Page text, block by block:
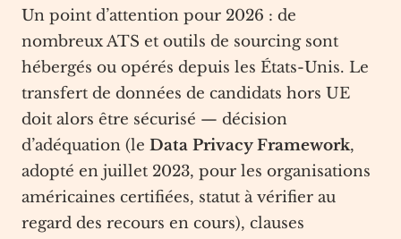
Un point d’attention pour 2026 : de
nombreux ATS et outils de sourcing sont
hébergés ou opérés depuis les États-Unis. Le
transfert de données de candidats hors UE
doit alors être sécurisé — décision
d’adéquation (le Data Privacy Framework,
adopté en juillet 2023, pour les organisations
américaines certifiées, statut à vérifier au
regard des recours en cours), clauses